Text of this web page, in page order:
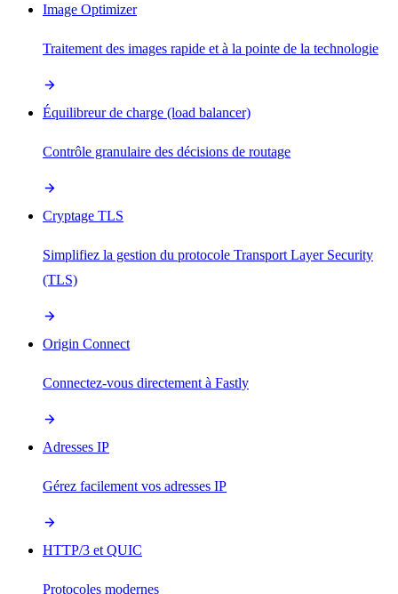
Image Optimizer
Traitement des images rapide et à la pointe de la technologie
Équilibreur de charge (load balancer)
Contrôle granulaire des décisions de routage
Cryptage TLS
Simplifiez la gestion du protocole Transport Layer Security
(TLS)
Origin Connect
Connectez-vous directement à Fastly
Adresses IP
Gérez facilement vos adresses IP
HTTP/3 et QUIC
Protocoles modernes